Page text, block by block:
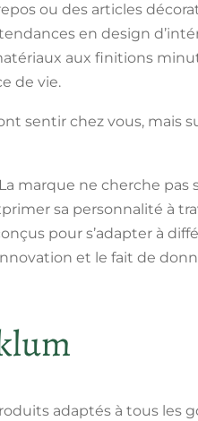
ou des articles
en design
aux finitions
de vie.
sentir chez vous, mais
marque ne cherche
sa personnalité à
pour s’adapter à
et le fait de
adaptés à tous les